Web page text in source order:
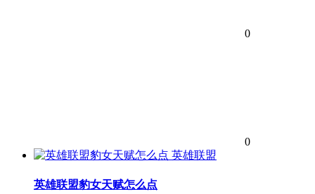
0
0
英雄联盟
英雄联盟豹女天赋怎么点